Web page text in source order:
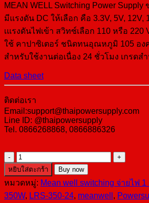
MEAN WELL Switching Power Supply
มีแรงดัน DC ให้เลือก คือ 3.3V, 5V, 12V,
เแรงดันไฟเข้า สวิทซ์เลือก 110 หรือ 220
ใช้ คาปาซิเตอร์ ชนิดทนอุณหภูมิ 105 อง
สำหรับใช้งานต่อเนื่อง 24 ชั่วโมง เกรดส
Data sheet
ติดต่อเรา
Email:support@thaipowersupply.com
Line ID: @thaipowersupply
Tel. 0866268868, 0866886326
จำนวน
LRS-
350-
24
ชิ้น
หยิบใส่ตะกร้า Buy now
หมวดหมู่: Mean well switching จ่ายไฟ 1
350W, LRS-350-24, meanwell ,